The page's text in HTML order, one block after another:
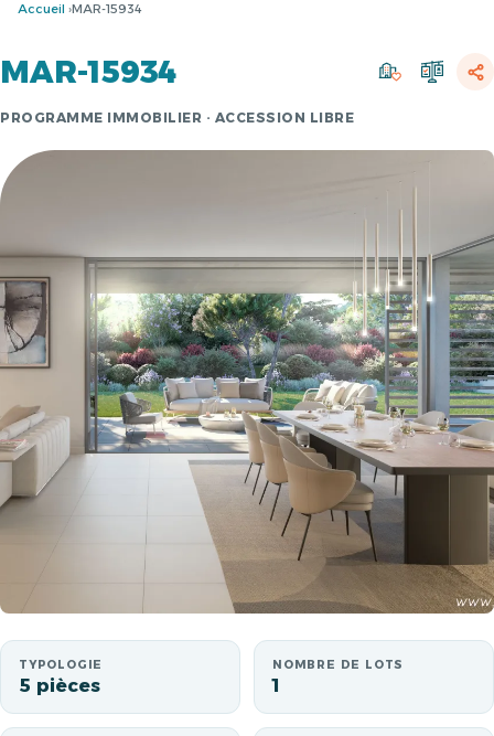
Accueil MAR-15934
MAR-15934
PROGRAMME IMMOBILIER · ACCESSION LIBRE
TYPOLOGIE
5 pièces
NOMBRE DE LOTS
1